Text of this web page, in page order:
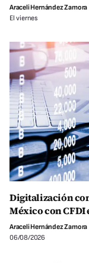
Araceli Hernández Zamora
El viernes
Digitalización
México con CFDI
Araceli Hernández Zamora
06/08/2026